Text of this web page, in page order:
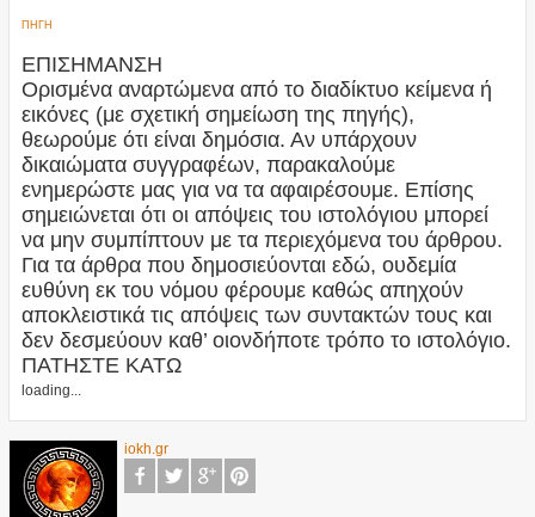
ΠΗΓΗ
ΕΠΙΣΗΜΑΝΣΗ
Ορισμένα αναρτώμενα από το διαδίκτυο κείμενα ή
εικόνες (με σχετική σημείωση της πηγής),
θεωρούμε ότι είναι δημόσια. Αν υπάρχουν
δικαιώματα συγγραφέων, παρακαλούμε
ενημερώστε μας για να τα αφαιρέσουμε. Επίσης
σημειώνεται ότι οι απόψεις του ιστολόγιου μπορεί
να μην συμπίπτουν με τα περιεχόμενα του άρθρου.
Για τα άρθρα που δημοσιεύονται εδώ, ουδεμία
ευθύνη εκ του νόμου φέρουμε καθώς απηχούν
αποκλειστικά τις απόψεις των συντακτών τους και
δεν δεσμεύουν καθ’ οιονδήποτε τρόπο το ιστολόγιο.
ΠΑΤΗΣΤΕ ΚΑΤΩ
loading...
iokh.gr